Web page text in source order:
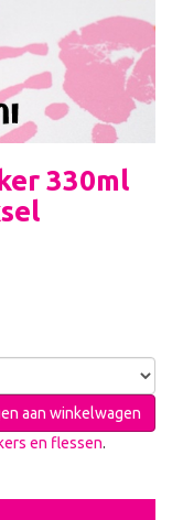
330ml
aan winkelwagen
en flessen.